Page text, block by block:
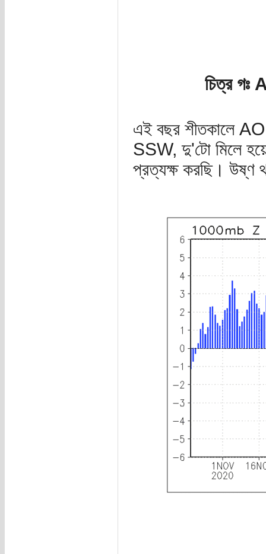
চিত্র গঃ
এই বছর শীতকালে AO
SSW, দু'টো মিলে
প্রত্যক্ষ করছি। উষ্ণ